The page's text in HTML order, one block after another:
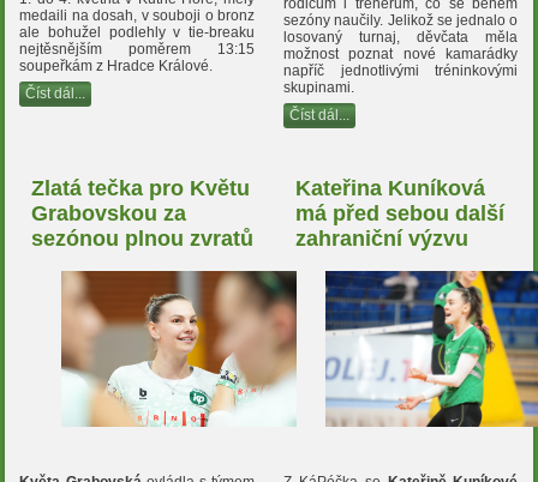
medaili na dosah, v souboji o bronz
ale bohužel podlehly v tie-breaku
nejtěsnějším poměrem 13:15
soupeřkám z Hradce Králové.
Číst dál...
sezóny naučily. Jelikož se jednalo o
losovaný turnaj, děvčata měla
možnost poznat nové kamarádky
napříč jednotlivými tréninkovými
skupinami.
Číst dál...
Zlatá tečka pro Květu
Grabovskou za
sezónou plnou zvratů
Kateřina Kuníková
má před sebou další
zahraniční výzvu